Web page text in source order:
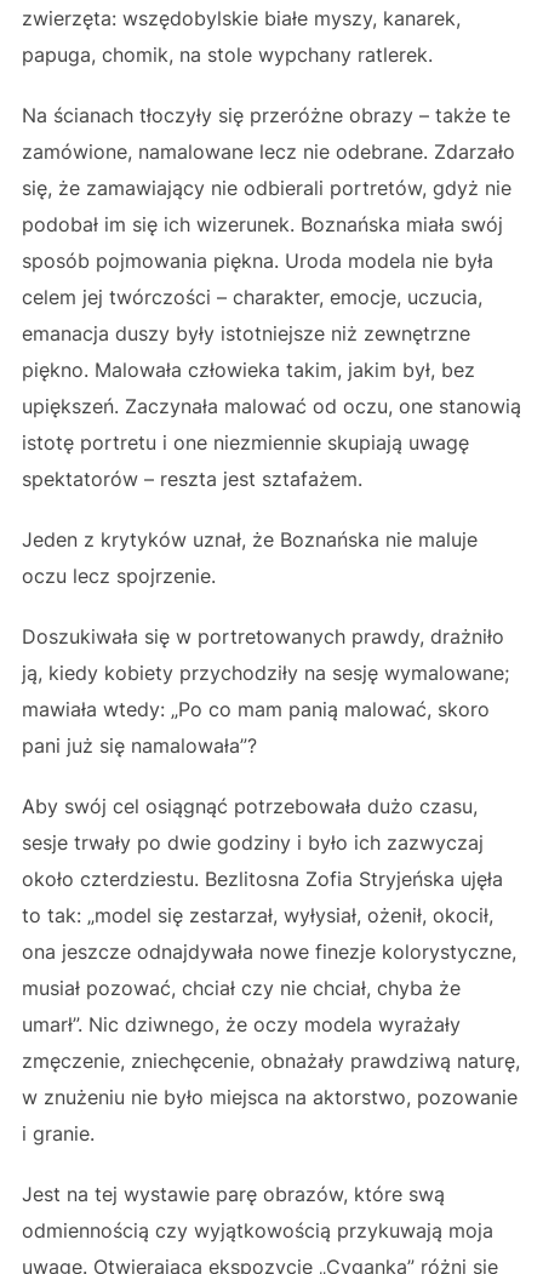
zwierzęta: wszędobylskie białe myszy, kanarek,
papuga, chomik, na stole wypchany ratlerek.
Na ścianach tłoczyły się przeróżne obrazy – także te
zamówione, namalowane lecz nie odebrane. Zdarzało
się, że zamawiający nie odbierali portretów, gdyż nie
podobał im się ich wizerunek. Boznańska miała swój
sposób pojmowania piękna. Uroda modela nie była
celem jej twórczości – charakter, emocje, uczucia,
emanacja duszy były istotniejsze niż zewnętrzne
piękno. Malowała człowieka takim, jakim był, bez
upiększeń. Zaczynała malować od oczu, one stanowią
istotę portretu i one niezmiennie skupiają uwagę
spektatorów – reszta jest sztafażem.
Jeden z krytyków uznał, że Boznańska nie maluje
oczu lecz spojrzenie.
Doszukiwała się w portretowanych prawdy, drażniło
ją, kiedy kobiety przychodziły na sesję wymalowane;
mawiała wtedy: „Po co mam panią malować, skoro
pani już się namalowała”?
Aby swój cel osiągnąć potrzebowała dużo czasu,
sesje trwały po dwie godziny i było ich zazwyczaj
około czterdziestu. Bezlitosna Zofia Stryjeńska ujęła
to tak: „model się zestarzał, wyłysiał, ożenił, okocił,
ona jeszcze odnajdywała nowe finezje kolorystyczne,
musiał pozować, chciał czy nie chciał, chyba że
umarł”. Nic dziwnego, że oczy modela wyrażały
zmęczenie, zniechęcenie, obnażały prawdziwą naturę,
w znużeniu nie było miejsca na aktorstwo, pozowanie
i granie.
Jest na tej wystawie parę obrazów, które swą
odmiennością czy wyjątkowością przykuwają moja
uwagę. Otwierająca ekspozycję „Cyganka” różni się